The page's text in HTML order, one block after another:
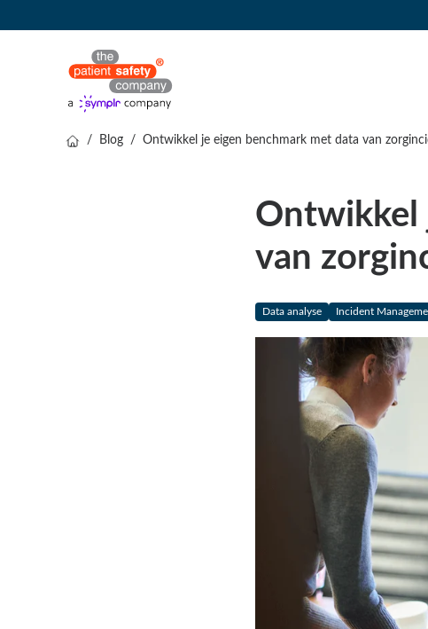
/ Blog / Ontwikkel je eigen benchmark met data van
Ontwikkel
van
Data analyse Incident